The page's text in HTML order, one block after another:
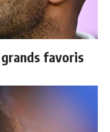
favoris